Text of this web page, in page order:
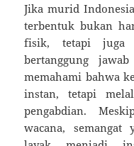
Jika murid
terbentuk bukan
fisik, tetapi juga
bertanggung
memahami bahwa
instan, tetapi
pengabdian.
wacana,